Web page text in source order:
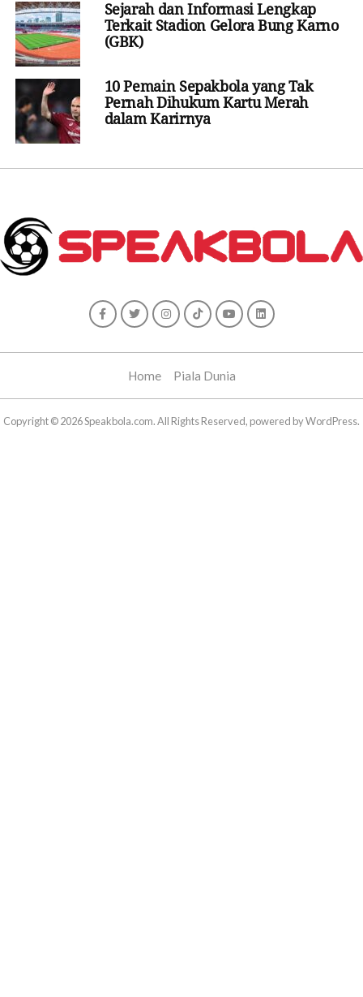
Sejarah dan Informasi Lengkap
Terkait Stadion Gelora Bung Karno
(GBK)
10 Pemain Sepakbola yang Tak
Pernah Dihukum Kartu Merah
dalam Karirnya
Home Piala Dunia
Copyright © 2026 Speakbola.com. All Rights Reserved, powered by WordPress.